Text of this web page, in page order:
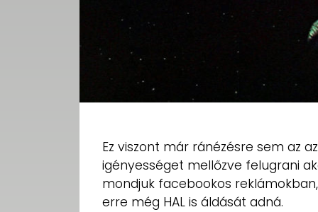
Ez viszont már ránézésre sem az
igényességet mellőzve felugrani
mondjuk facebookos reklámokban,
erre még HAL is áldását adná.